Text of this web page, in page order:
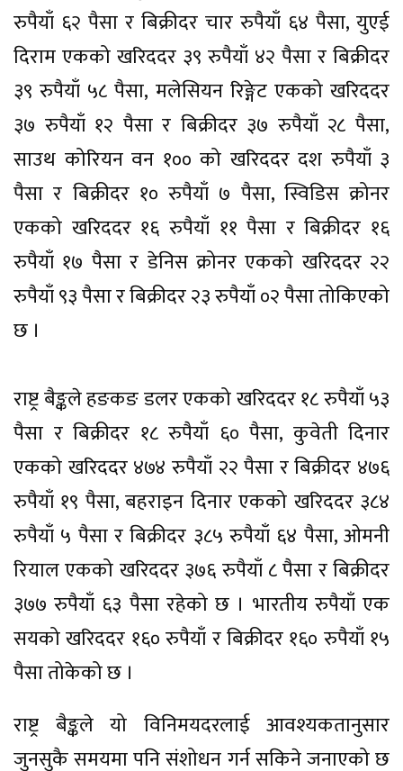
रुपैयाँ ६२ पैसा र बिक्रीदर चार रुपैयाँ ६४ पैसा, युएई
दिराम एकको खरिददर ३९ रुपैयाँ ४२ पैसा र बिक्रीदर
३९ रुपैयाँ ५८ पैसा, मलेसियन रिङ्गेट एकको खरिददर
३७ रुपैयाँ १२ पैसा र बिक्रीदर ३७ रुपैयाँ २८ पैसा,
साउथ कोरियन वन १०० को खरिददर दश रुपैयाँ ३
पैसा र बिक्रीदर १० रुपैयाँ ७ पैसा, स्विडिस क्रोनर
एकको खरिददर १६ रुपैयाँ ११ पैसा र बिक्रीदर १६
रुपैयाँ १७ पैसा र डेनिस क्रोनर एकको खरिददर २२
रुपैयाँ ९३ पैसा र बिक्रीदर २३ रुपैयाँ ०२ पैसा तोकिएको
छ ।
राष्ट्र बैङ्कले हङकङ डलर एकको खरिददर १८ रुपैयाँ ५३
पैसा र बिक्रीदर १८ रुपैयाँ ६० पैसा, कुवेती दिनार
एकको खरिददर ४७४ रुपैयाँ २२ पैसा र बिक्रीदर ४७६
रुपैयाँ १९ पैसा, बहराइन दिनार एकको खरिददर ३८४
रुपैयाँ ५ पैसा र बिक्रीदर ३८५ रुपैयाँ ६४ पैसा, ओमनी
रियाल एकको खरिददर ३७६ रुपैयाँ ८ पैसा र बिक्रीदर
३७७ रुपैयाँ ६३ पैसा रहेको छ । भारतीय रुपैयाँ एक
सयको खरिददर १६० रुपैयाँ र बिक्रीदर १६० रुपैयाँ १५
पैसा तोकेको छ ।
राष्ट्र बैङ्कले यो विनिमयदरलाई आवश्यकतानुसार
जुनसुकै समयमा पनि संशोधन गर्न सकिने जनाएको छ